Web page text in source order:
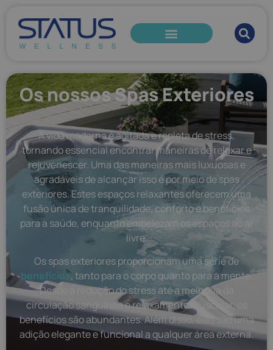
Os nossos Spas Exteriores
A vida moderna é agitada e repleta de stress,
tornando essencial encontrar maneiras de relaxar e
rejuvenescer. Uma das maneiras mais luxuosas e
agradáveis de alcançar isso é por meio de spas
exteriores. Estes espaços relaxantes oferecem uma
fusão única de tranquilidade, conforto e benefícios
para a saúde, enquanto embelezam os espaços ao ar
livre.
Os spas exteriores proporcionam uma série de
benefícios, tanto para o corpo quanto para a mente.
Desde a redução do stress até a melhoria da
circulação sanguínea e relaxamento muscular, os
benefícios são abundantes. Além disso, eles são uma
adição elegante e funcional a qualquer área externa.